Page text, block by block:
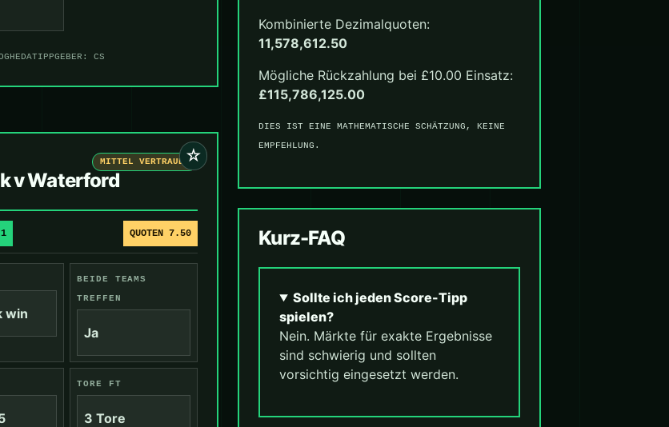
TIPPGEBER: CS
☆
MITTEL VERTRAUEN
v Waterford
QUOTEN 7.50
win
BEIDE TEAMS
TREFFEN
Ja
TORE FT
3 Tore
Kombinierte Dezimalquoten:
11,578,612.50
Mögliche Rückzahlung bei £10.00 Einsatz:
£115,786,125.00
DIES IST EINE MATHEMATISCHE SCHÄTZUNG, KEINE
EMPFEHLUNG.
Kurz-FAQ
Sollte ich jeden Score-Tipp
spielen?
Nein. Märkte für exakte Ergebnisse
sind schwierig und sollten
vorsichtig eingesetzt werden.